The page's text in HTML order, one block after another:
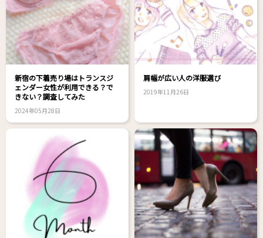
新宿の下着売り場はトランスジ
ェンダー女性が利用できる？で
きない？調査してみた
2024年05月28日
肩幅が広い人の洋服選び
2019年11月26日